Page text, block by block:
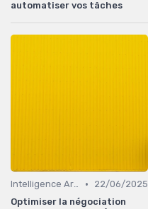
automatiser vos tâches
Intelligence Artificielle pour les ventes •
22/06/2025
Optimiser la négociation